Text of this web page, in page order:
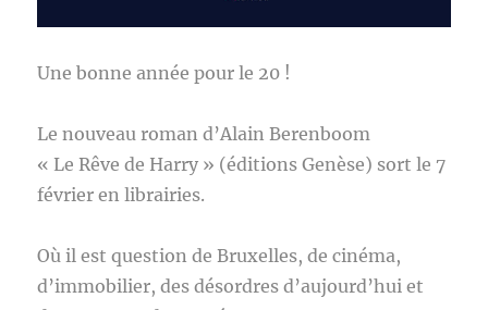
Une bonne année pour le 20 !
Le nouveau roman d’Alain Berenboom
« Le Rêve de Harry » (éditions Genèse) sort le 7
février en librairies.
Où il est question de Bruxelles, de cinéma,
d’immobilier, des désordres d’aujourd’hui et